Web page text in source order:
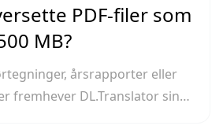
PDF-filer som
MB?
årsrapporter eller
fremhever DL.Translator sin